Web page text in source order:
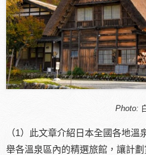
Photo:
（1）此文章介紹日本全國各地溫
舉各溫泉區內的精選旅館，讓計